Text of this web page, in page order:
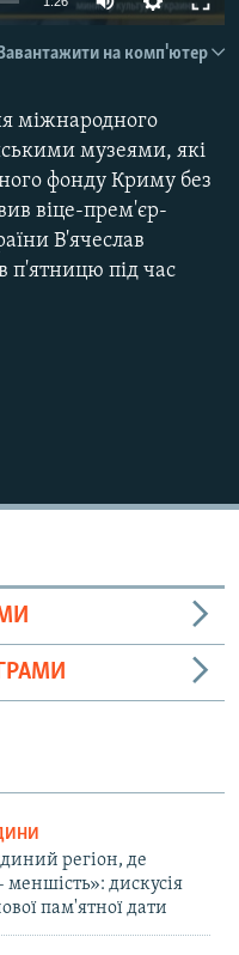
на комп'ютер
міжнародного
музеями, які
фонду Криму без
віце-прем'єр-
В'ячеслав
п'ятницю під час
регіон, де
меншість»: дискусія
пам'ятної дати